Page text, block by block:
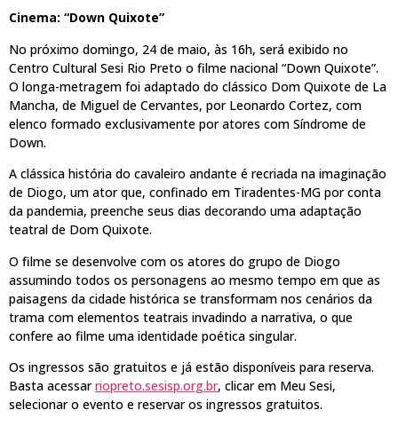
Cinema: “Down Quixote”
No próximo domingo, 24 de maio, às 16h, será exibido no
Centro Cultural Sesi Rio Preto o filme nacional “Down Quixote”.
O longa-metragem foi adaptado do clássico Dom Quixote de La
Mancha, de Miguel de Cervantes, por Leonardo Cortez, com
elenco formado exclusivamente por atores com Síndrome de
Down.
A clássica história do cavaleiro andante é recriada na imaginação
de Diogo, um ator que, confinado em Tiradentes-MG por conta
da pandemia, preenche seus dias decorando uma adaptação
teatral de Dom Quixote.
O filme se desenvolve com os atores do grupo de Diogo
assumindo todos os personagens ao mesmo tempo em que as
paisagens da cidade histórica se transformam nos cenários da
trama com elementos teatrais invadindo a narrativa, o que
confere ao filme uma identidade poética singular.
Os ingressos são gratuitos e já estão disponíveis para reserva.
Basta acessarriopreto.sesisp.org.br, clicar em Meu Sesi,
selecionar o evento e reservar os ingressos gratuitos.